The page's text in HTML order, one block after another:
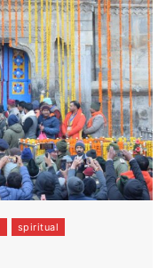
spiritual